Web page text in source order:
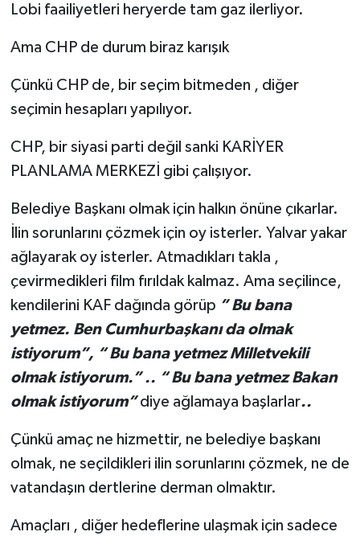
Lobi faailiyetleri heryerde tam gaz ilerliyor.
Ama CHP de durum biraz karışık
Çünkü CHP de, bir seçim bitmeden , diğer
seçimin hesapları yapılıyor.
CHP, bir siyasi parti değil sanki KARİYER
PLANLAMA MERKEZİ gibi çalışıyor.
Belediye Başkanı olmak için halkın önüne çıkarlar.
İlin sorunlarını çözmek için oy isterler. Yalvar yakar
ağlayarak oy isterler. Atmadıkları takla ,
çevirmedikleri film fırıldak kalmaz. Ama seçilince,
kendilerini KAF dağında görüp ” Bu bana
yetmez. Ben Cumhurbaşkanı da olmak
istiyorum”, “ Bu bana yetmez Milletvekili
olmak istiyorum.” .. “ Bu bana yetmez Bakan
olmak istiyorum”diye ağlamaya başlarlar..
Çünkü amaç ne hizmettir, ne belediye başkanı
olmak, ne seçildikleri ilin sorunlarını çözmek, ne de
vatandaşın dertlerine derman olmaktır.
Amaçları , diğer hedeflerine ulaşmak için sadece